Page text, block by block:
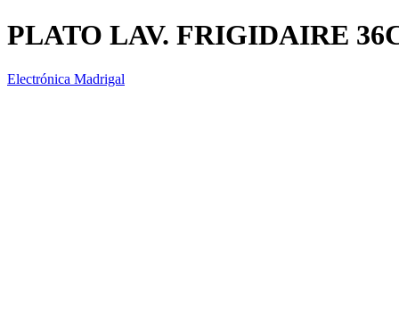
PLATO LAV. FRIGIDAIRE
Electrónica Madrigal